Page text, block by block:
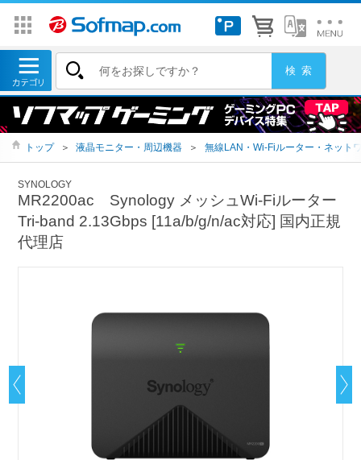
トップ ＞ 液晶モニター・周辺機器 ＞ 無線LAN・Wi-Fiルーター・ネット
SYNOLOGY
MR2200ac Synology メッシュWi-Fiルーター
Tri-band 2.13Gbps [11a/b/g/n/ac対応] 国内正規
代理店